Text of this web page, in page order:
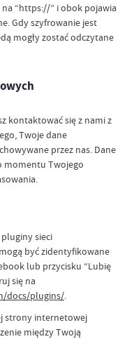
“https://” i obok pojawia
Gdy szyfrowanie jest
mogły zostać odczytane
kontaktować się z nami z
Twoje dane
przez nas. Dane
momentu Twojego
sieci
być zidentyfikowane
lub przycisku “Lubię
się na
docs/plugins/.
strony internetowej
między Twoją